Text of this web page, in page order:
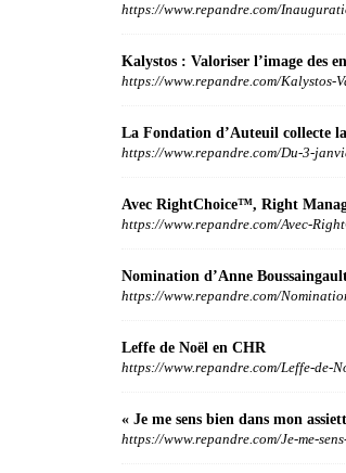
https://www.repandre.com/
Kalystos : Valoriser l’image des
https://www.repandre.com/Kalystos-
La Fondation d’Auteuil collecte
https://www.repandre.com/Du-3-
Avec RightChoice™, Right
https://www.repandre.com/Avec-
Nomination d’Anne
https://www.repandre.com/
Leffe de Noël en CHR
https://www.repandre.com/Leffe-de-
« Je me sens bien dans mon
https://www.repandre.com/Je-me-